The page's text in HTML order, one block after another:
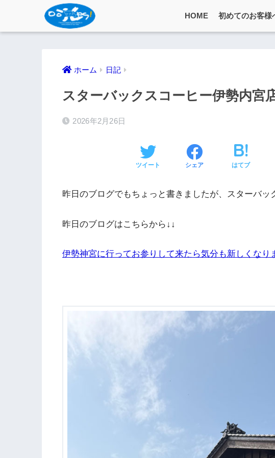
HOME 初めてのお客様
ホーム 日記
スターバックスコーヒー伊勢内宮
2026年2月26日
ツイート シェア はてブ
昨日のブログでもちょっと書きましたが、スターバッ
昨日のブログはこちらから↓↓
伊勢神宮に行ってお参りして来たら気分も新しくなり